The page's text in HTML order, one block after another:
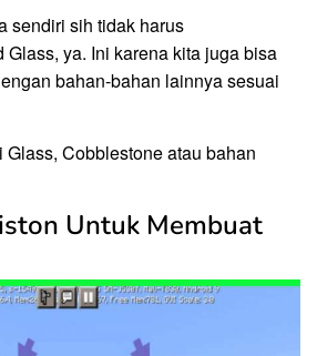
sendiri sih tidak harus
Glass, ya. Ini karena kita juga bisa
bahan-bahan lainnya sesuai
Cobblestone atau bahan
Untuk Membuat